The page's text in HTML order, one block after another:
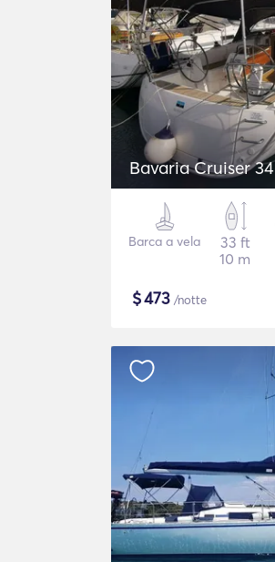
Bavaria Cruiser 34
Barca a vela
33 ft
10 m
$473 /notte